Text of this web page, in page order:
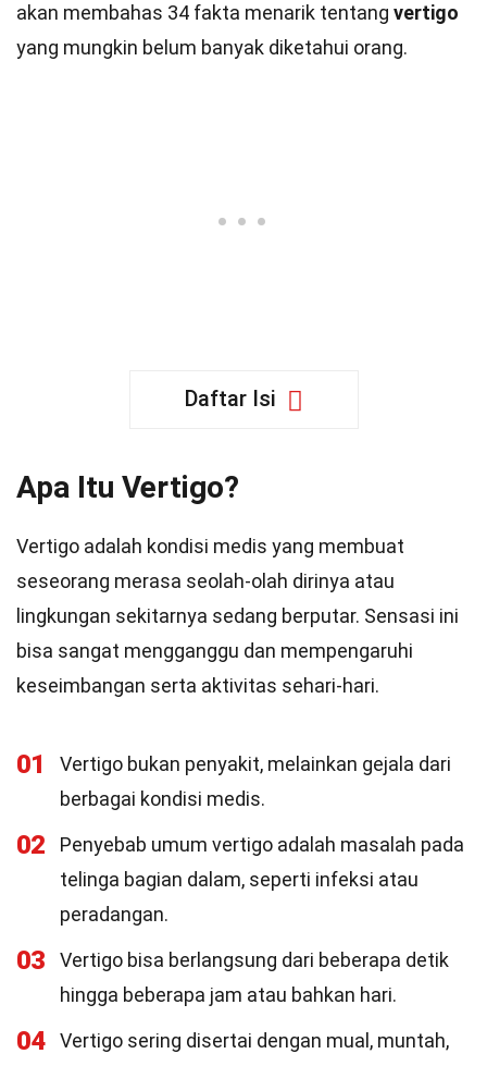
akan membahas 34 fakta menarik tentang vertigo
yang mungkin belum banyak diketahui orang.
Daftar Isi
Apa Itu Vertigo?
Vertigo adalah kondisi medis yang membuat
seseorang merasa seolah-olah dirinya atau
lingkungan sekitarnya sedang berputar. Sensasi ini
bisa sangat mengganggu dan mempengaruhi
keseimbangan serta aktivitas sehari-hari.
01
Vertigo bukan penyakit, melainkan gejala dari
berbagai kondisi medis.
02
Penyebab umum vertigo adalah masalah pada
telinga bagian dalam, seperti infeksi atau
peradangan.
03
Vertigo bisa berlangsung dari beberapa detik
hingga beberapa jam atau bahkan hari.
04
Vertigo sering disertai dengan mual, muntah,